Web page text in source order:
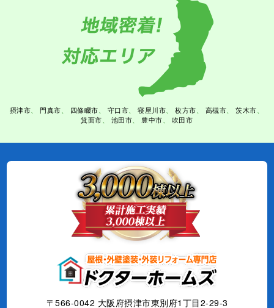
摂津市 門真市 四條畷市 守口市 寝屋川市 枚方市 高槻市
茨木市
箕面市
池田市 豊中市 吹田市
〒566-0042 大阪府摂津市東別府1丁目2-29-3